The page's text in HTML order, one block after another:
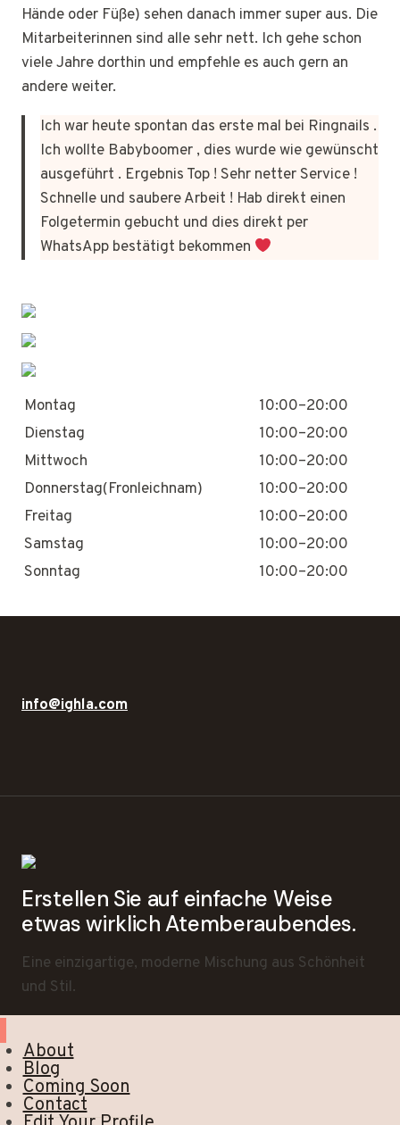
Hände oder Füße) sehen danach immer super aus. Die
Mitarbeiterinnen sind alle sehr nett. Ich gehe schon
viele Jahre dorthin und empfehle es auch gern an
andere weiter.
Ich war heute spontan das erste mal bei Ringnails .
Ich wollte Babyboomer , dies wurde wie gewünscht
ausgeführt . Ergebnis Top ! Sehr netter Service !
Schnelle und saubere Arbeit ! Hab direkt einen
Folgetermin gebucht und dies direkt per
WhatsApp bestätigt bekommen
Montag
10:00–20:00
Dienstag
10:00–20:00
Mittwoch
10:00–20:00
Donnerstag(Fronleichnam)
10:00–20:00
Freitag
10:00–20:00
Samstag
10:00–20:00
Sonntag
10:00–20:00
info@ighla.com
Erstellen Sie auf einfache Weise
etwas wirklich Atemberaubendes.
Eine einzigartige, moderne Mischung aus Schönheit
und Stil.
About
Blog
Coming Soon
Contact